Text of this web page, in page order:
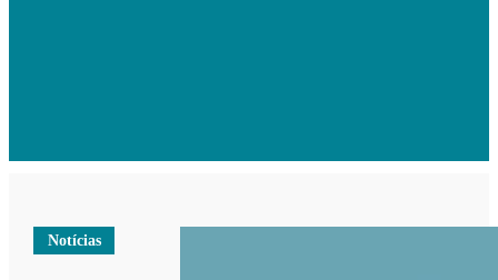
Notícias